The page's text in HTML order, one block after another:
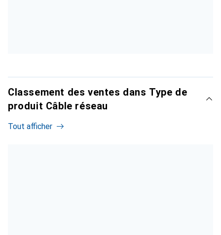
Classement des ventes dans Type de
produit Câble réseau
Tout afficher